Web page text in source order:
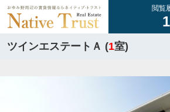
閲覧
1
ツインエステートＡ (1室)